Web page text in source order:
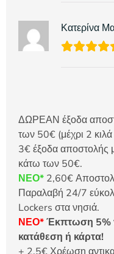
Κατερίνα
ΔΩΡΕΑΝ έξοδα
των 50€ (μέχρι 2
3€ έξοδα αποστολής
κάτω των 50€.
ΝΕΟ* 2,60€
Παραλαβή 24/7
Lockers στα νησιά.
ΝΕΟ*Έκπτωση 5%
κατάθεση ή κάρτα!